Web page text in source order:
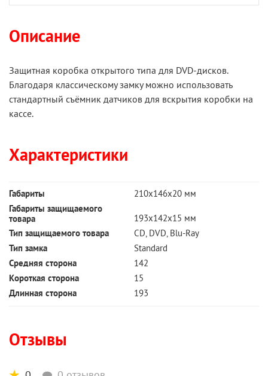
Описание
Защитная коробка открытого типа для DVD-дисков.
Благодаря классическому замку можно использовать
стандартный съёмник датчиков для вскрытия коробки на
кассе.
Характеристики
Габариты
210x146x20 мм
Габариты защищаемого
товара
193x142x15 мм
Тип защищаемого товара
CD, DVD, Blu-Ray
Тип замка
Standard
Cредняя сторона
142
Короткая сторона
15
Длинная сторона
193
Отзывы